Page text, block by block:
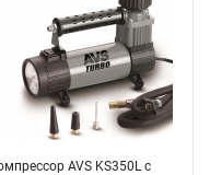
AVS KS350L с